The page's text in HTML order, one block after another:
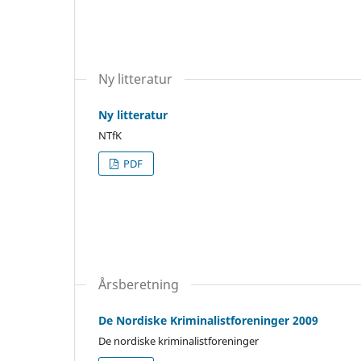
Ny litteratur
Ny litteratur
NTfK
PDF
Årsberetning
De Nordiske Kriminalistforeninger 2009
De nordiske kriminalistforeninger